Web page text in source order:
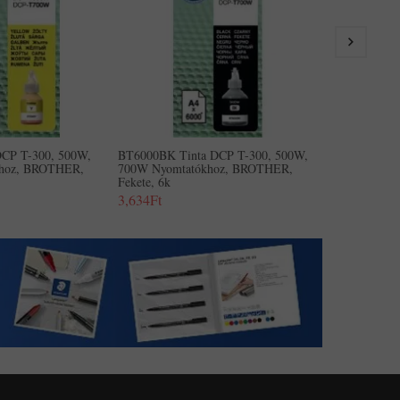
T-300, 500W,
BROTHER,
BT6000BK Tinta DCP T-300, 500W,
700W Nyomtatókhoz, BROTHER,
Fekete, 6k
3,634Ft
3,634Ft